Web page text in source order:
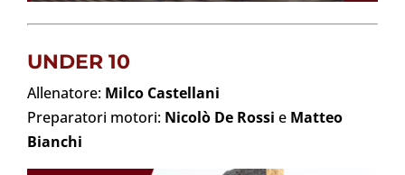
UNDER 10
Allenatore: Milco Castellani
Preparatori motori: Nicolò De Rossi e Matteo
Bianchi